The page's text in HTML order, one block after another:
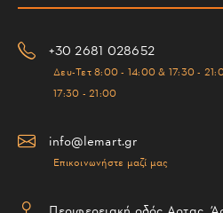
+30 2681 028652
Δευ-Τετ 8:00 - 14:00 & 17:30 -
17:30 - 21:00
info@lemart.gr
Επικοινωνήστε μαζί μας